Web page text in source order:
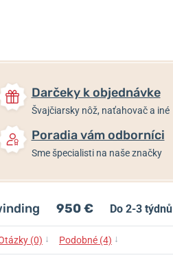
Darčeky k objednávke
Švajčiarsky nôž, naťahovač a iné
Poradia vám odborníci
Sme špecialisti na naše značky
950 € Do 2-3 týdnů
(0) ↓ Podobné (4) ↓